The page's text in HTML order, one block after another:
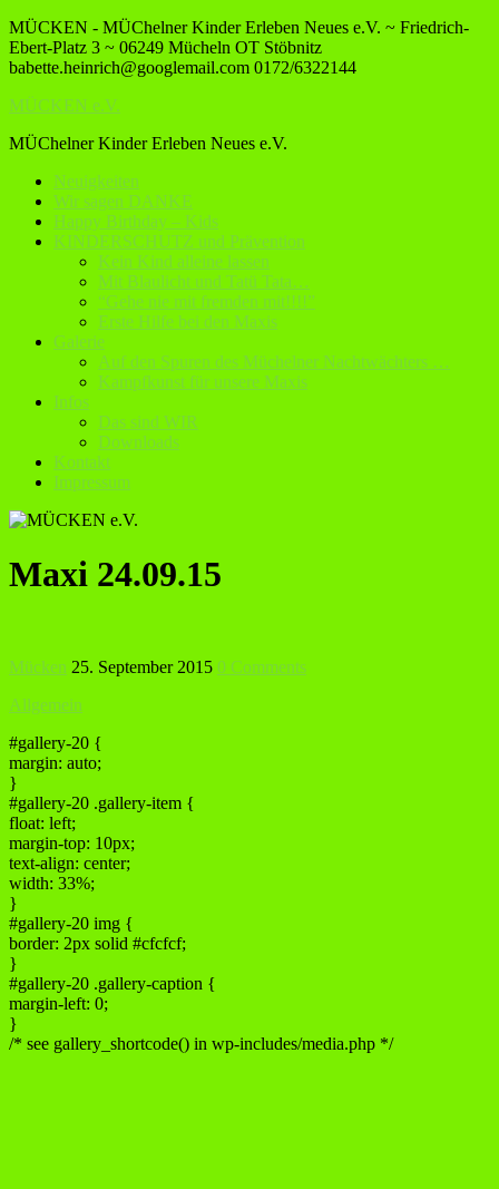
MÜCKEN - MÜChelner Kinder Erleben Neues e.V. ~ Friedrich-
Ebert-Platz 3 ~ 06249 Mücheln OT Stöbnitz
babette.heinrich@googlemail.com 0172/6322144
MÜCKEN e.V.
MÜChelner Kinder Erleben Neues e.V.
Neuigkeiten
Wir sagen DANKE
Happy Birthday – Kids
KINDERSCHUTZ und Prävention
Kein Kind alleine lassen
Mit Blaulicht und Tatü Tata…
“Gehe nie mit fremden mit!!!!”
Erste Hilfe bei den Maxis
Galerie
Auf den Spuren des Müchelner Nachtwächters …
Kampfkunst für unsere Maxis
Infos
Das sind WIR
Downloads
Kontakt
Impressum
Maxi 24.09.15
Mücken 25. September 2015 0 Comments
Allgemein
#gallery-20 {
margin: auto;
}
#gallery-20 .gallery-item {
float: left;
margin-top: 10px;
text-align: center;
width: 33%;
}
#gallery-20 img {
border: 2px solid #cfcfcf;
}
#gallery-20 .gallery-caption {
margin-left: 0;
}
/* see gallery_shortcode() in wp-includes/media.php */